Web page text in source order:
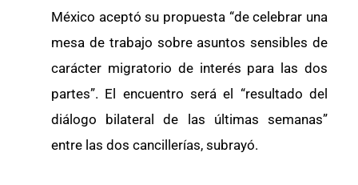
México aceptó su propuesta “de celebrar una
mesa de trabajo sobre asuntos sensibles de
carácter migratorio de interés para las dos
partes”. El encuentro será el “resultado del
diálogo bilateral de las últimas semanas”
entre las dos cancillerías, subrayó.